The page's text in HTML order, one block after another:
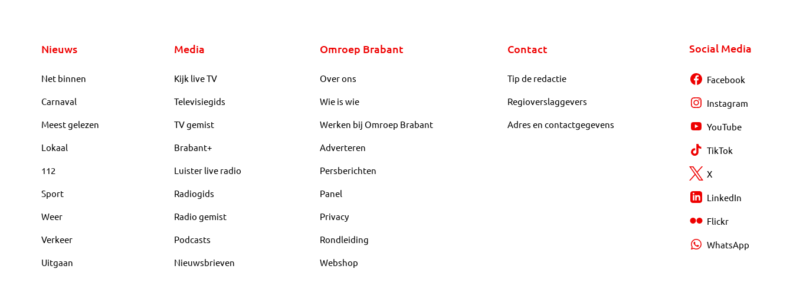
Nieuws
Net binnen
Carnaval
Meest gelezen
Lokaal
112
Sport
Weer
Verkeer
Uitgaan
Media
Kijk live TV
Televisiegids
TV gemist
Brabant+
Luister live radio
Radiogids
Radio gemist
Podcasts
Nieuwsbrieven
Omroep Brabant
Over ons
Wie is wie
Werken bij Omroep Brabant
Adverteren
Persberichten
Panel
Privacy
Rondleiding
Webshop
Contact
Tip de redactie
Regioverslaggevers
Adres en contactgegevens
Social Media
Facebook
Instagram
YouTube
TikTok
X
LinkedIn
Flickr
WhatsApp